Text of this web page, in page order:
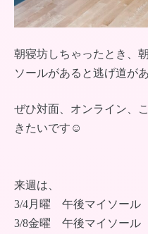
朝寝坊しちゃったとき、
ソールがあると逃げ道が
ぜひ対面、オンライン、
きたいです☺︎
来週は、
3/4月曜 午後マイソール
3/8金曜 午後マイソール